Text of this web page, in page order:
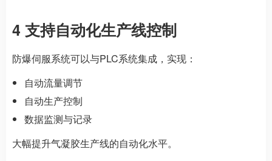
4 支持自动化生产线控制
防爆伺服系统可以与PLC系统集成，实现：
自动流量调节
自动生产控制
数据监测与记录
大幅提升气凝胶生产线的自动化水平。